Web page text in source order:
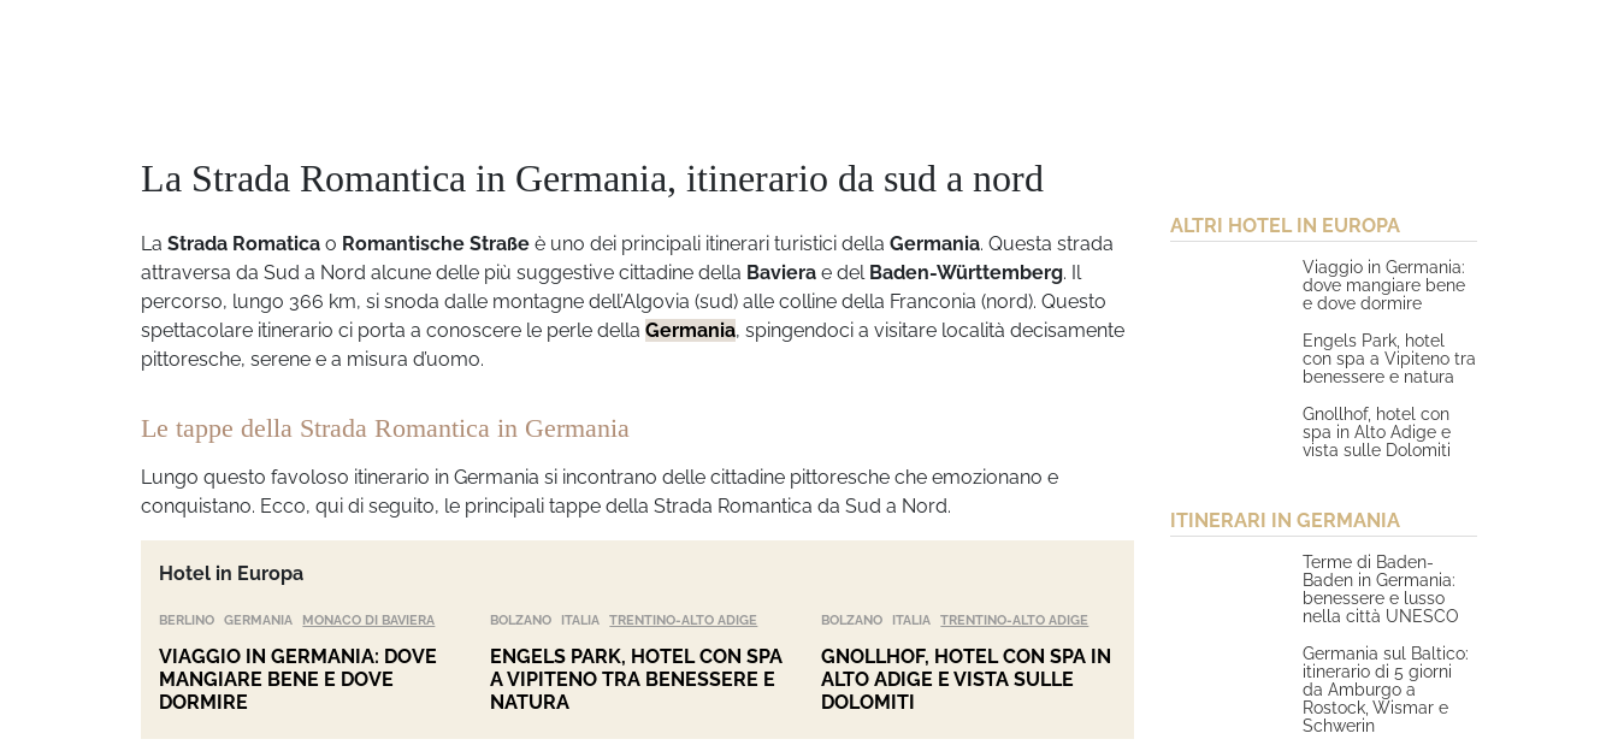
La Strada Romantica in Germania, itinerario da sud a nord
La Strada Romatica o Romantische Straße è uno dei principali itinerari turistici della Germania. Questa strada
attraversa da Sud a Nord alcune delle più suggestive cittadine della Baviera e del Baden-Württemberg. Il
percorso, lungo 366 km, si snoda dalle montagne dell’Algovia (sud) alle colline della Franconia (nord). Questo
spettacolare itinerario ci porta a conoscere le perle della Germania, spingendoci a visitare località decisamente
pittoresche, serene e a misura d’uomo.
Le tappe della Strada Romantica in Germania
Lungo questo favoloso itinerario in Germania si incontrano delle cittadine pittoresche che emozionano e
conquistano. Ecco, qui di seguito, le principali tappe della Strada Romantica da Sud a Nord.
Hotel in Europa
BERLINO GERMANIA MONACO DI BAVIERA
VIAGGIO IN GERMANIA: DOVE
MANGIARE BENE E DOVE
DORMIRE
BOLZANO ITALIA TRENTINO-ALTO ADIGE
ENGELS PARK, HOTEL CON SPA
A VIPITENO TRA BENESSERE E
NATURA
BOLZANO ITALIA TRENTINO-ALTO ADIGE
GNOLLHOF, HOTEL CON SPA IN
ALTO ADIGE E VISTA SULLE
DOLOMITI
ALTRI HOTEL IN EUROPA
Viaggio in Germania:
dove mangiare bene
e dove dormire
Engels Park, hotel
con spa a Vipiteno tra
benessere e natura
Gnollhof, hotel con
spa in Alto Adige e
vista sulle Dolomiti
ITINERARI IN GERMANIA
Terme di Baden-
Baden in Germania:
benessere e lusso
nella città UNESCO
Germania sul Baltico:
itinerario di 5 giorni
da Amburgo a
Rostock, Wismar e
Schwerin